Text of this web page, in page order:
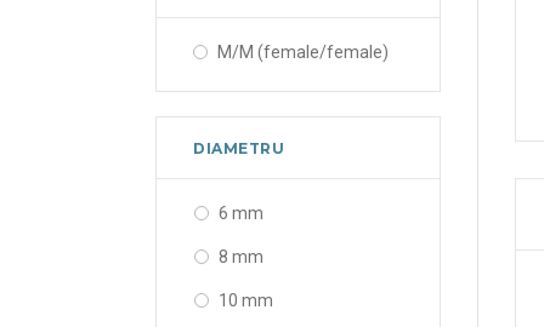
M/M (female/female)
DIAMETRU
6 mm
8 mm
10 mm